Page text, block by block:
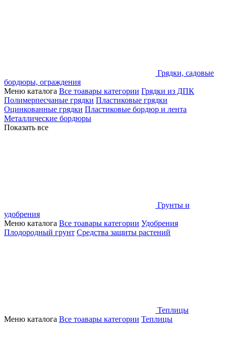
Грядки, садовые
бордюры, ограждения
Меню каталога Все тоавары категории Грядки из ДПК
Полимерпесчаные грядки Пластиковые грядки
Оцинкованные грядки Пластиковые бордюр и лента
Металлические бордюры
Показать все
Грунты и
удобрения
Меню каталога Все тоавары категории Удобрения
Плодородный грунт Средства защиты растений
Теплицы
Меню каталога Все тоавары категории Теплицы